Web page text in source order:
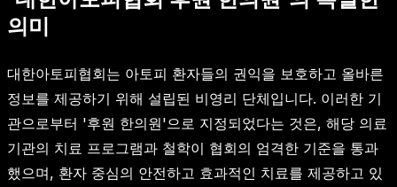
의미
대한아토피협회는 아토피 환자들의 권익을 보호하고 올바른
정보를 제공하기 위해 설립된 비영리 단체입니다. 이러한 기
관으로부터 '후원 한의원'으로 지정되었다는 것은, 해당 의료
기관의 치료 프로그램과 철학이 협회의 엄격한 기준을 통과
했으며, 환자 중심의 안전하고 효과적인 치료를 제공하고 있